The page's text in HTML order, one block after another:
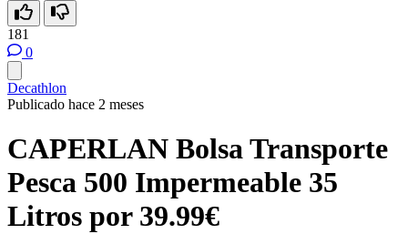
181
0
Decathlon
Publicado hace 2 meses
CAPERLAN Bolsa Transporte
Pesca 500 Impermeable 35
Litros por 39.99€